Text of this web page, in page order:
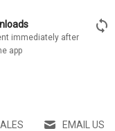
immediately after
app
sync
EMAIL US